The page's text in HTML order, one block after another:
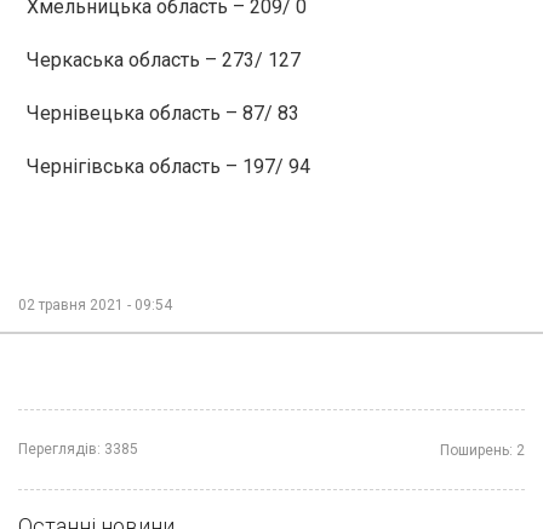
Хмельницька область – 209/ 0
Черкаська область – 273/ 127
Чернівецька область – 87/ 83
Чернігівська область – 197/ 94
02 травня 2021 - 09:54
Переглядів: 3385 Поширень: 2